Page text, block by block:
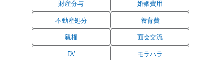
財産分与
婚姻費用
不動産処分
養育費
親権
面会交流
DV
モラハラ